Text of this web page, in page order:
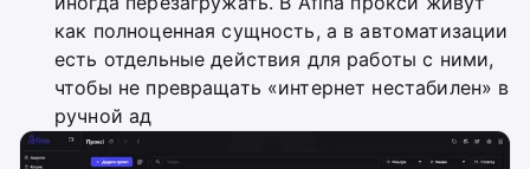
как полноценная сущность, а в автоматизации
есть отдельные действия для работы с ними,
чтобы не превращать «интернет нестабилен» в
ручной ад